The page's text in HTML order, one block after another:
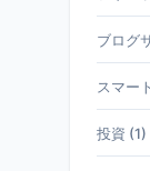
ブログ
スマー
投資 (1)